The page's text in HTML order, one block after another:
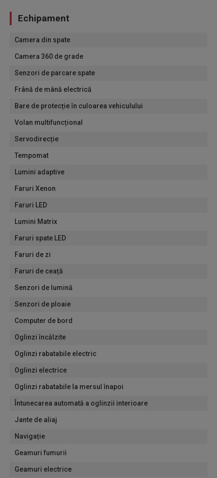
Echipament
Camera din spate
Camera 360 de grade
Senzori de parcare spate
Frână de mână electrică
Bare de protecție în culoarea vehiculului
Volan multifuncțional
Servodirecție
Tempomat
Lumini adaptive
Faruri Xenon
Faruri LED
Lumini Matrix
Faruri spate LED
Faruri de zi
Faruri de ceață
Senzori de lumină
Senzori de ploaie
Computer de bord
Oglinzi încălzite
Oglinzi rabatabile electric
Oglinzi electrice
Oglinzi rabatabile la mersul înapoi
Întunecarea automată a oglinzii interioare
Jante de aliaj
Navigație
Geamuri fumurii
Geamuri electrice